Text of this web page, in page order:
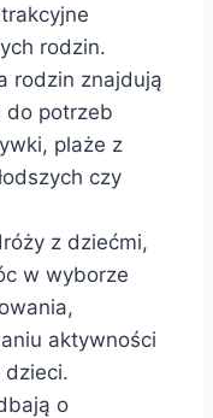
rodzin.
rodzin znajdują
do potrzeb
plaże z
czy
z dziećmi,
w wyborze
aktywności
o